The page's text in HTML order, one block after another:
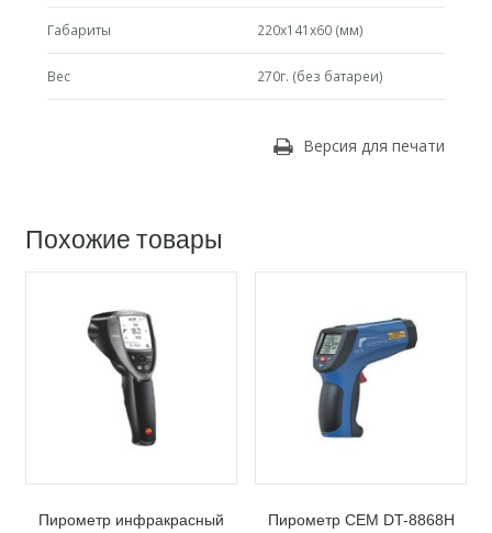
Габариты 220x141x60 (мм)
Вес 270г. (без батареи)
Версия для печати
Похожие товары
Пирометр инфракрасный
Пирометр CEM DT-8868H